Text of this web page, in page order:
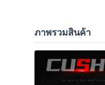
ภาพรวมสินค้า